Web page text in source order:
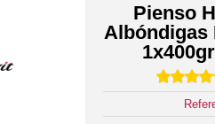
Pienso
Albóndigas